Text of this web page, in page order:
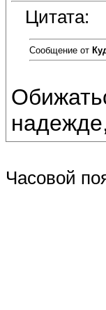
Цитата:
Сообщение от
Часовой